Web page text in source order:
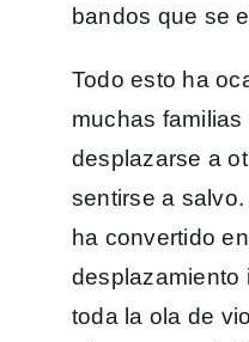
bandos que se
Todo esto ha
muchas
desplazarse a
sentirse a
ha convertido
desplazamiento
toda la ola de